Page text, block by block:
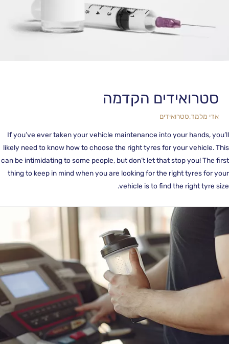
סטרואידים הקדמה
אדי מלמד,סטרואידים
If you’ve ever taken your vehicle maintenance into your hands,
likely need to know how to choose the right tyres for your vehicle.
can be intimidating to some people, but don’t let that stop you! The
thing to keep in mind when you are looking for the right tyres for
vehicle is to find the right tyre